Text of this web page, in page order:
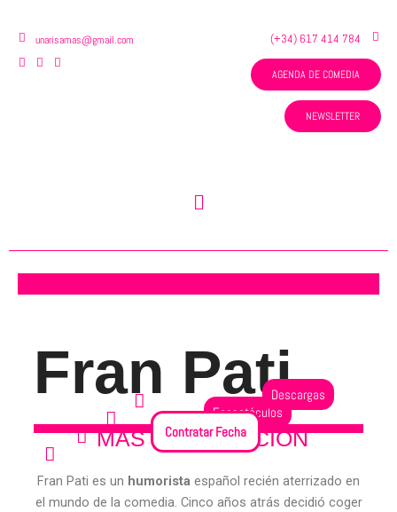
unarisamas@gmail.com (+34) 617 414 784
AGENDA DE COMEDIA
NEWSLETTER
Menú
Fran Pati
MÁS INFORMACIÓN
Redes Sociales
Ver Fechas
Espectáculos
Descargas
Contratar Fecha
Fran Pati es un humorista español recién aterrizado en
el mundo de la comedia. Cinco años atrás decidió coger